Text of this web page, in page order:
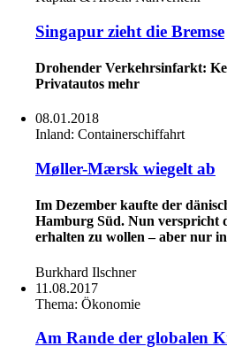
Singapur zieht die Bremse
Drohender Verkehrsinfarkt:
Privatautos mehr
08.01.2018
Inland: Containerschiffahrt
Møller-Mærsk wiegelt ab
Im Dezember kaufte der
Hamburg Süd. Nun verspricht
erhalten zu wollen – aber nur
Burkhard Ilschner
11.08.2017
Thema: Ökonomie
Am Rande der globalen